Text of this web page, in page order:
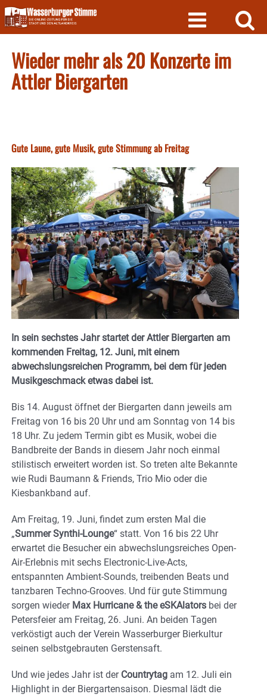
Skip
to
content
Wieder mehr als 20 Konzerte im
Attler Biergarten
Gute Laune, gute Musik, gute Stimmung ab Freitag
In sein sechstes Jahr startet der Attler Biergarten am
kommenden Freitag, 12. Juni, mit einem
abwechslungsreichen Programm, bei dem für jeden
Musikgeschmack etwas dabei ist.
Bis 14. August öffnet der Biergarten dann jeweils am
Freitag von 16 bis 20 Uhr und am Sonntag von 14 bis
18 Uhr. Zu jedem Termin gibt es Musik, wobei die
Bandbreite der Bands in diesem Jahr noch einmal
stilistisch erweitert worden ist. So treten alte Bekannte
wie Rudi Baumann & Friends, Trio Mio oder die
Kiesbankband auf.
Am Freitag, 19. Juni, findet zum ersten Mal die
„Summer Synthi-Lounge“ statt. Von 16 bis 22 Uhr
erwartet die Besucher ein abwechslungsreiches Open-
Air-Erlebnis mit sechs Electronic-Live-Acts,
entspannten Ambient-Sounds, treibenden Beats und
tanzbaren Techno-Grooves. Und für gute Stimmung
sorgen wieder Max Hurricane & the eSKAlators bei der
Petersfeier am Freitag, 26. Juni. An beiden Tagen
verköstigt auch der Verein Wasserburger Bierkultur
seinen selbstgebrauten Gerstensaft.
Und wie jedes Jahr ist der Countrytag am 12. Juli ein
Highlight in der Biergartensaison. Diesmal lädt die